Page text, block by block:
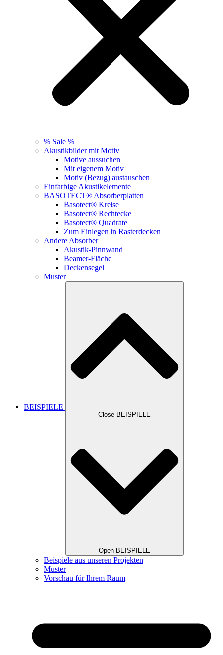
% Sale %
Akustikbilder mit Motiv
Motive aussuchen
Mit eigenem Motiv
Motiv (Bezug) austauschen
Einfarbige Akustikelemente
BASOTECT® Absorberplatten
Basotect® Kreise
Basotect® Rechtecke
Basotect® Quadrate
Zum Einlegen in Rasterdecken
Andere Absorber
Akustik-Pinnwand
Beamer-Fläche
Deckensegel
Muster
BEISPIELE
Close BEISPIELE
Open BEISPIELE
Beispiele aus unseren Projekten
Muster
Vorschau für Ihrem Raum